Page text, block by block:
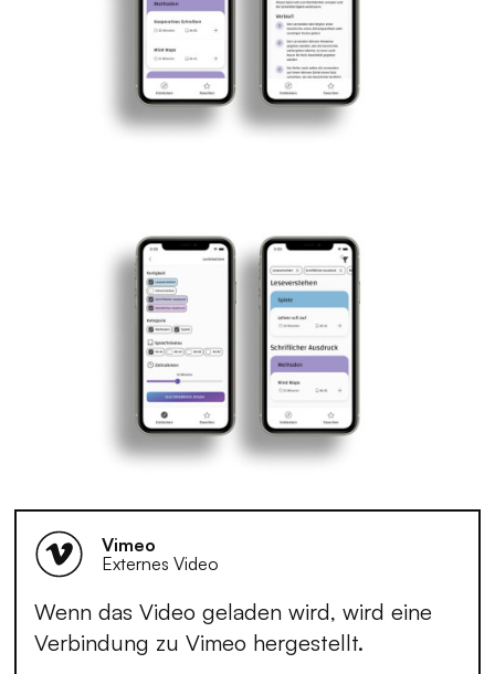
Vimeo
Externes Video
Wenn das Video geladen wird, wird eine
Verbindung zu Vimeo hergestellt.